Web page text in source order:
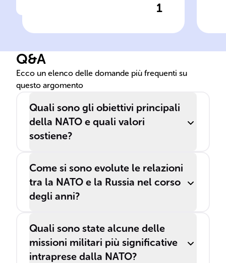
1
Data e luogo di fondazione
della NATO
Q&A
Ecco un elenco delle domande più frequenti su
questo argomento
Quali sono gli obiettivi principali
della NATO e quali valori
sostiene?
Come si sono evolute le relazioni
tra la NATO e la Russia nel corso
degli anni?
Quali sono state alcune delle
missioni militari più significative
intraprese dalla NATO?